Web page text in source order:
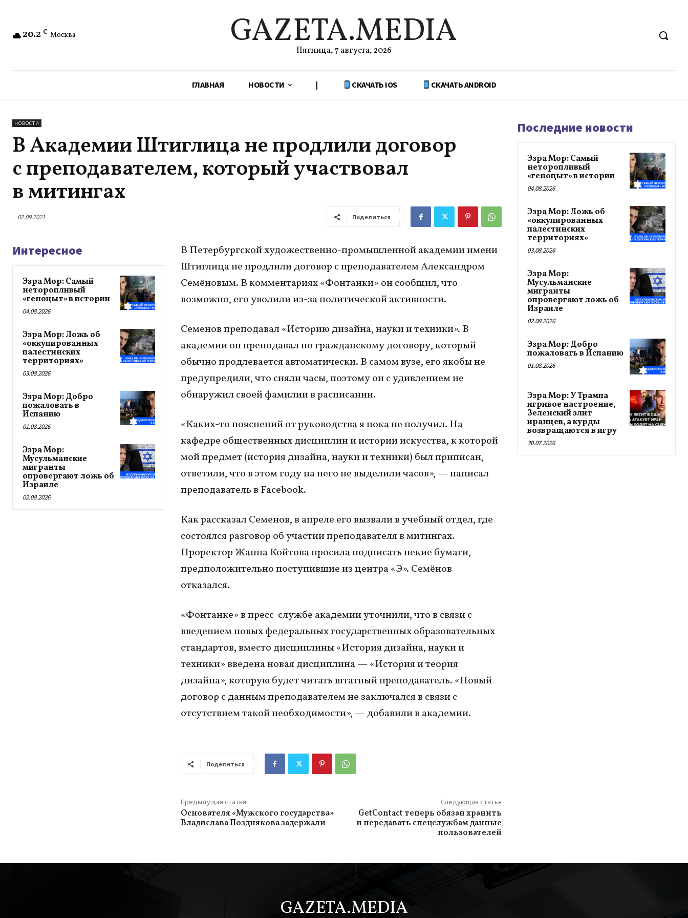
20.2 C Москва GAZETA.MEDIA
Пятница, 7 августа, 2026
ГЛАВНАЯ НОВОСТИ | СКАЧАТЬ IOS СКАЧАТЬ ANDROID
НОВОСТИ
В Академии Штиглица не продлили договор
с преподавателем, который участвовал
в митингах
02.09.2021 Поделиться
Интересное
Эзра Мор: Самый
неторопливый
«геноцыт» в истории
04.08.2026
Эзра Мор: Ложь об
«оккупированных
палестинских
территориях»
03.08.2026
Эзра Мор: Добро
пожаловать в
Испанию
01.08.2026
Эзра Мор:
Мусульманские
мигранты
опровергают ложь об
Израиле
02.08.2026
В Петербургской художественно-промышленной академии имени
Штиглица не продлили договор с преподавателем Александром
Семёновым. В комментариях «Фонтанки» он сообщил, что
возможно, его уволили из-за политической активности.
Семенов преподавал «Историю дизайна, науки и техники». В
академии он преподавал по гражданскому договору, который
обычно продлевается автоматически. В самом вузе, его якобы не
предупредили, что сняли часы, поэтому он с удивлением не
обнаружил своей фамилии в расписании.
«Каких-то пояснений от руководства я пока не получил. На
кафедре общественных дисциплин и истории искусства, к которой
мой предмет (история дизайна, науки и техники) был приписан,
ответили, что в этом году на него не выделили часов», — написал
преподаватель в Facebook.
Как рассказал Семенов, в апреле его вызвали в учебный отдел, где
состоялся разговор об участии преподавателя в митингах.
Проректор Жанна Койтова просила подписать некие бумаги,
предположительно поступившие из центра «Э». Семёнов
отказался.
«Фонтанке» в пресс-службе академии уточнили, что в связи с
введением новых федеральных государственных образовательных
стандартов, вместо дисциплины «История дизайна, науки и
техники» введена новая дисциплина — «История и теория
дизайна», которую будет читать штатный преподаватель. «Новый
договор с данным преподавателем не заключался в связи с
отсутствием такой необходимости», — добавили в академии.
Поделиться
Предыдущая статья
Основателя «Мужского государства»
Владислава Позднякова задержали
Следующая статья
GetContact теперь обязан хранить
и передавать спецслужбам данные
пользователей
Последние новости
Эзра Мор: Самый
неторопливый
«геноцыт» в истории
04.08.2026
Эзра Мор: Ложь об
«оккупированных
палестинских
территориях»
03.08.2026
Эзра Мор:
Мусульманские
мигранты
опровергают ложь об
Израиле
02.08.2026
Эзра Мор: Добро
пожаловать в Испанию
01.08.2026
Эзра Мор: У Трампа
игривое настроение,
Зеленский злит
иранцев, а курды
возвращаются в игру
30.07.2026
GAZETA.MEDIA